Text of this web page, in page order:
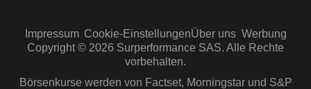
Impressum Cookie-EinstellungenÜber uns Werbung
Copyright © 2026 Surperformance SAS. Alle Rechte
vorbehalten.
Börsenkurse werden von Factset, Morningstar und S&P